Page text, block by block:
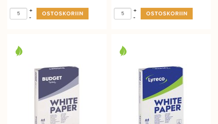
-
+
-
+